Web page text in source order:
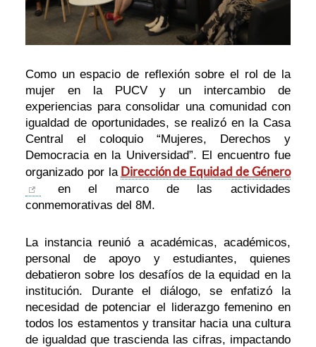
Como un espacio de reflexión sobre el rol de la
mujer en la PUCV y un intercambio de
experiencias para consolidar una comunidad con
igualdad de oportunidades, se realizó en la Casa
Central el coloquio “Mujeres, Derechos y
Democracia en la Universidad”. El encuentro fue
organizado por la Dirección de Equidad de Género
en el marco de las actividades
conmemorativas del 8M.
La instancia reunió a académicas, académicos,
personal de apoyo y estudiantes, quienes
debatieron sobre los desafíos de la equidad en la
institución. Durante el diálogo, se enfatizó la
necesidad de potenciar el liderazgo femenino en
todos los estamentos y transitar hacia una cultura
de igualdad que trascienda las cifras, impactando